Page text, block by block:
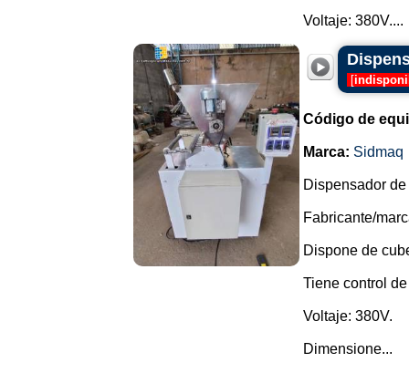
Voltaje: 380V....
[
Código de
Marca: Sidmaq
Dispensador
Fabricante/
Dispone de
Tiene control
Voltaje: 380V.
Dimensione...